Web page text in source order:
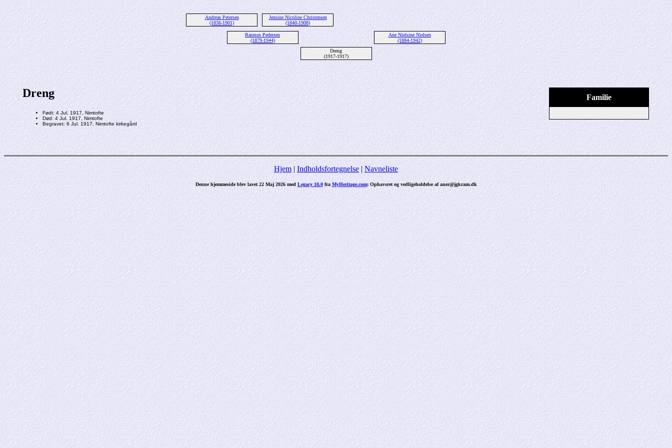
Andreas Petersen
(1836-1901)
Jensine Nicoline Christensen
(1840-1908)
Rasmus Pedersen
(1879-1944)
Ane Nielsine Nielsen
(1884-1942)
Dreng
(1917-1917)
Familie
Dreng
Født: 4 Jul. 1917, Nimtofte
Død: 4 Jul. 1917, Nimtofte
Begravet: 6 Jul. 1917, Nimtofte kirkegård
Hjem|Indholdsfortegnelse|Navneliste
Denne hjemmeside blev lavet 22 Maj 2026 med Legacy 10.0fraMyHeritage.com; Ophavsret og vedligeholdelse af aner@jgkram.dk